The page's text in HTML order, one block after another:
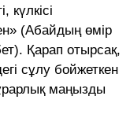
күлкісі
(Абайдың өмір
Қарап отырсақ,
сұлу бойжеткен
маңызды